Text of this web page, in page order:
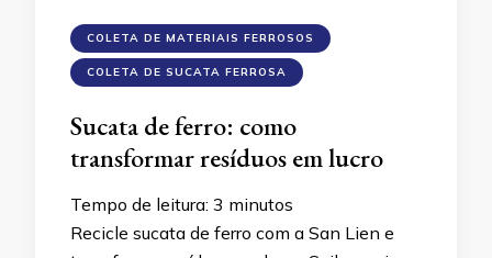
COLETA DE MATERIAIS FERROSOS
COLETA DE SUCATA FERROSA
Sucata de ferro: como
transformar resíduos em lucro
Tempo de leitura: 3 minutos
Recicle sucata de ferro com a San Lien e